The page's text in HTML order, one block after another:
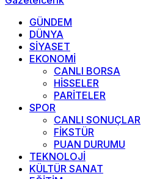
GÜNDEM
DÜNYA
SİYASET
EKONOMİ
CANLI BORSA
HİSSELER
PARİTELER
SPOR
CANLI SONUÇLAR
FİKSTÜR
PUAN DURUMU
TEKNOLOJİ
KÜLTÜR SANAT